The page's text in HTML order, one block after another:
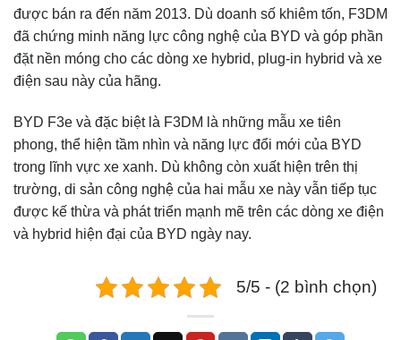
được bán ra đến năm 2013. Dù doanh số khiêm tốn, F3DM
đã chứng minh năng lực công nghệ của BYD và góp phần
đặt nền móng cho các dòng xe hybrid, plug-in hybrid và xe
điện sau này của hãng.
BYD F3e và đặc biệt là F3DM là những mẫu xe tiên
phong, thể hiện tầm nhìn và năng lực đổi mới của BYD
trong lĩnh vực xe xanh. Dù không còn xuất hiện trên thị
trường, di sản công nghệ của hai mẫu xe này vẫn tiếp tục
được kế thừa và phát triển mạnh mẽ trên các dòng xe điện
và hybrid hiện đại của BYD ngày nay.
5/5 - (2 bình chọn)